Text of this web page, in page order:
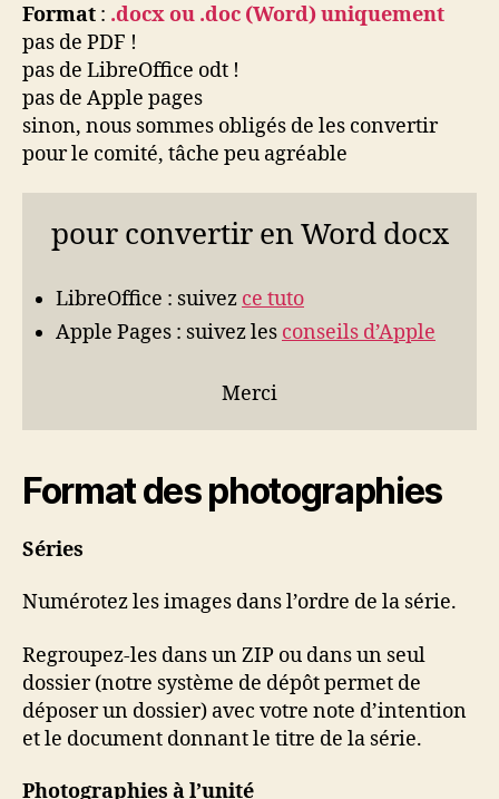
Format : .docx ou .doc (Word) uniquement
pas de PDF !
pas de LibreOffice odt !
pas de Apple pages
sinon, nous sommes obligés de les convertir
pour le comité, tâche peu agréable
pour convertir en Word docx
LibreOffice : suivez ce tuto
Apple Pages : suivez les conseils d’Apple
Merci
Format des photographies
Séries
Numérotez les images dans l’ordre de la série.
Regroupez-les dans un ZIP ou dans un seul
dossier (notre système de dépôt permet de
déposer un dossier) avec votre note d’intention
et le document donnant le titre de la série.
Photographies à l’unité